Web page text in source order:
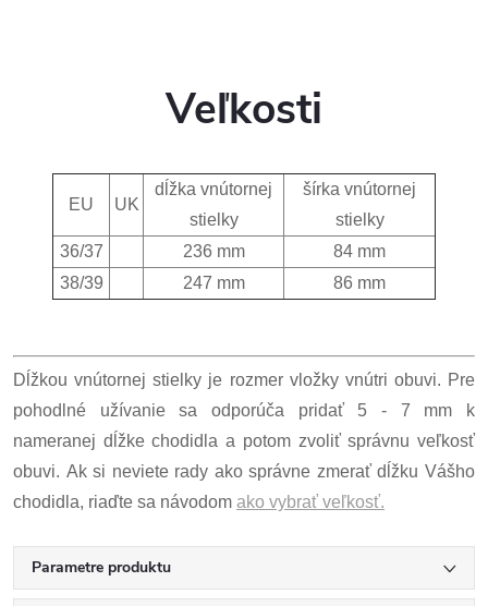
Veľkosti
EU UK
dĺžka vnútornej
stielky
šírka vnútornej
stielky
36/37
236 mm
84 mm
38/39
247 mm 86 mm
Dĺžkou vnútornej stielky je rozmer vložky vnútri obuvi. Pre
pohodlné užívanie sa odporúča pridať 5 - 7 mm k
nameranej dĺžke chodidla a potom zvoliť správnu veľkosť
obuvi. Ak si neviete rady ako správne zmerať dĺžku Vášho
chodidla, riaďte sa návodom ako vybrať veľkosť.
Parametre produktu